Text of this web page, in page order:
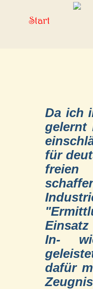
Da ich
gelernt
für
In-
dafür